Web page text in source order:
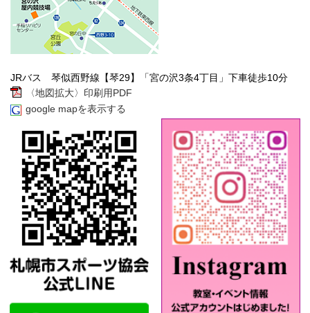
JRバス 琴似西野線【琴29】「宮の沢3条4丁目」下車徒歩10分
〈地図拡大〉印刷用PDF
google mapを表示する